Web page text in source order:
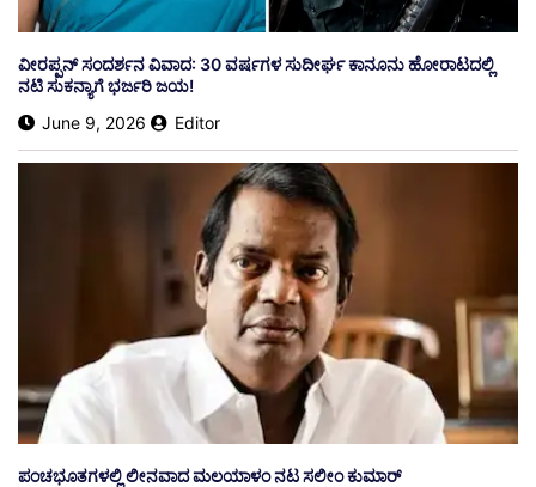
ವೀರಪ್ಪನ್ ಸಂದರ್ಶನ ವಿವಾದ: 30 ವರ್ಷಗಳ ಸುದೀರ್ಘ ಕಾನೂನು ಹೋರಾಟದಲ್ಲಿ
ನಟಿ ಸುಕನ್ಯಾಗೆ ಭರ್ಜರಿ ಜಯ!
June 9, 2026
Editor
ಪಂಚಭೂತಗಳಲ್ಲಿ ಲೀನವಾದ ಮಲಯಾಳಂ ನಟ ಸಲೀಂ ಕುಮಾರ್